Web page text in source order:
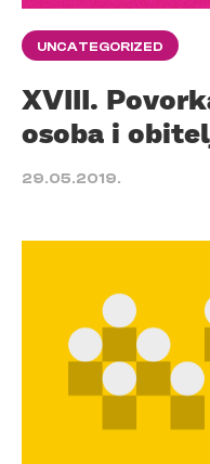
UNCATEGORIZED
XVIII.
osoba i
29.05.2019.